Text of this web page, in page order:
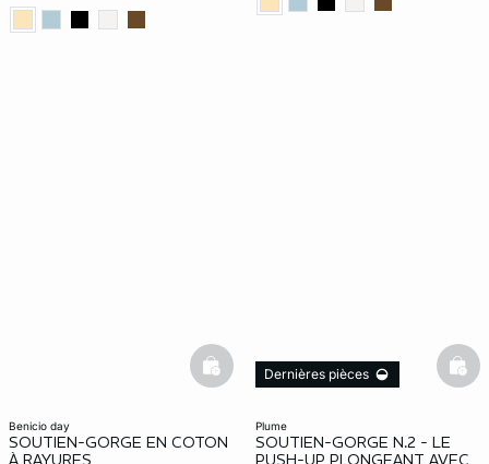
benicio day
SOUTIEN-GORGE EN COTON
À RAYURES
basketfull
plume
SOUTIEN-GORGE N.2 - LE
PUSH-UP PLONGEANT AVEC
Dernières pièces